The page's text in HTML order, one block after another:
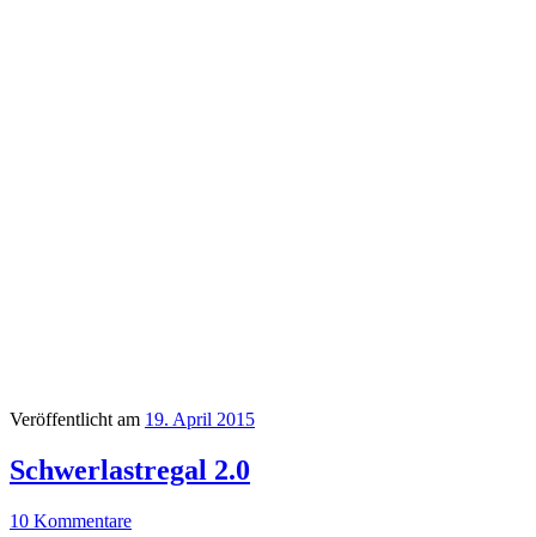
Veröffentlicht am 19. April 2015
Schwerlastregal 2.0
10 Kommentare